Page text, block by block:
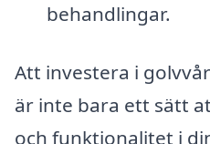
behandlingar.
Att investera i
är inte bara ett sätt
och funktionalitet i